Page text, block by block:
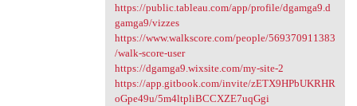
https://public.tableau.com/app/profile/dgamga9.d
gamga9/vizzes
https://www.walkscore.com/people/569370911383
/walk-score-user
https://dgamga9.wixsite.com/my-site-2
https://app.gitbook.com/invite/zETX9HPbUKRHR
oGpe49u/5m4ltpliBCCXZE7uqGgi